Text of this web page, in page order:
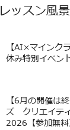
レッスン風景
【AI×マインク
休み特別イベン
【6月の開催は
ズ クリエイテ
2026【参加無料